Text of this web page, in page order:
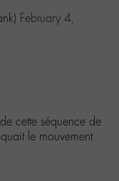
February 4,
cette séquence de
le mouvement